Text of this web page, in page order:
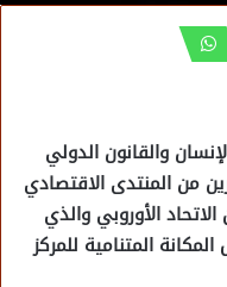
والقانون الدولي
من المنتدى الاقتصادي
الأوروبي والذي
المتنامية للمركز